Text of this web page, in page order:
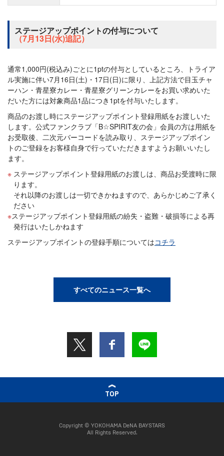
ステージアップポイントの付与について
（7月13日(水)追記）
通常1,000円(税込み)ごとに1ptの付与としているところ、トライア
ル実施に伴い7月16日(土)・17日(日)に限り、上記方法で目玉チャ
ーハン・青星寮カレー・青星寮グリーンカレーをお買い求めいた
だいた方には対象商品1品につき1ptを付与いたします。
商品のお渡し時にステージアップポイント登録用紙をお渡しいた
します。公式ファンクラブ「B☆SPIRIT友の会」会員の方は用紙を
お受取後、二次元バーコードを読み取り、ステージアップポイン
トのご登録をお客様自身で行っていただきますようお願いいたし
ます。
ステージアップポイント登録用紙のお渡しは、商品お受渡時に限
ります。
それ以降のお渡しは一切できかねますので、あらかじめご了承く
ださい
ステージアップポイント登録用紙の紛失・盗難・破損等による再
発行はいたしかねます
ステージアップポイントの登録手順についてはコチラ
すべてのニュース一覧へ
TOP
Copyright © YOKOHAMA DeNA BAYSTARS
All Rights Reserved.